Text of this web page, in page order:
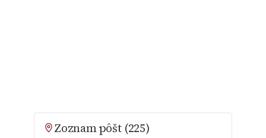
Zoznam pôšt (225)